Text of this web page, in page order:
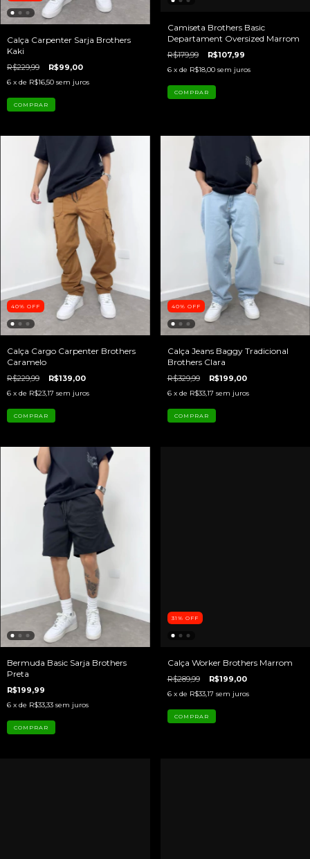
Calça Carpenter Sarja Brothers
Kaki
R$229,99 R$99,00
6 x de R$16,50 sem juros
COMPRAR
Camiseta Brothers Basic
Departament Oversized Marrom
R$179,99 R$107,99
6 x de R$18,00 sem juros
COMPRAR
40% OFF
Calça Cargo Carpenter Brothers
Caramelo
R$229,99 R$139,00
6 x de R$23,17 sem juros
COMPRAR
40% OFF
Calça Jeans Baggy Tradicional
Brothers Clara
R$329,99 R$199,00
6 x de R$33,17 sem juros
COMPRAR
Bermuda Basic Sarja Brothers
Preta
R$199,99
6 x de R$33,33 sem juros
COMPRAR
31 % OFF
Calça Worker Brothers Marrom
R$289,99 R$199,00
6 x de R$33,17 sem juros
COMPRAR